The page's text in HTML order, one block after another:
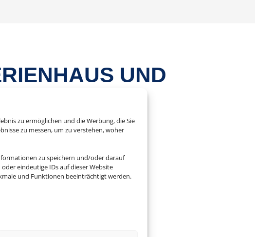
zu ermöglichen und die Werbung, die Sie
zu messen, um zu verstehen, woher
zu speichern und/oder darauf
eindeutige IDs auf dieser Website
und Funktionen beeinträchtigt werden.
UND F
viel Platz und Zeit für sich
Freiheiten als in einem
oder ob Sie mit Ihrem Hund
Angebot.
– wir machen